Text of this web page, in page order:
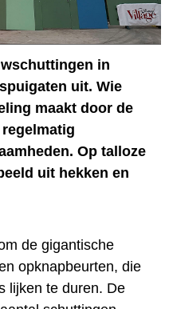
in
uit. Wie
maakt door de
Op talloze
uit hekken en
de gigantische
opknapbeurten, die
lijken te duren. De